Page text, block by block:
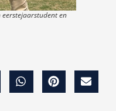
eerstejaarstudent en